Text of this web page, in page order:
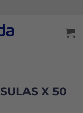
X 50